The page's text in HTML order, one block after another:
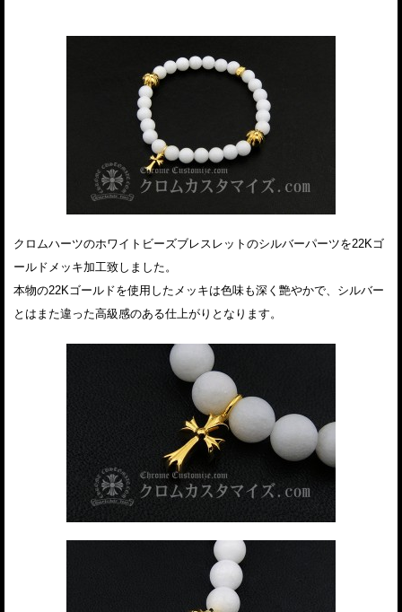
クロムハーツのホワイトビーズブレスレットのシルバーパーツを22Kゴ
ールドメッキ加工致しました。
本物の22Kゴールドを使用したメッキは色味も深く艶やかで、シルバー
とはまた違った高級感のある仕上がりとなります。